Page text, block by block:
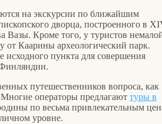
на экскурсии по ближайшим
дворца, построенного в
Вазы. Кроме того, у туристов
от Каарины археологический парк.
исходного пункта для совершения
путешественников вопроса, как
Многие операторы предлагают туры в
по весьма привлекательным
уровне.